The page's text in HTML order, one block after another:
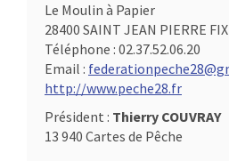
Le Moulin à Papier
28400 SAINT JEAN PIERRE
Téléphone : 02.37.52.06.20
Email :
http://www.peche28.fr
Président : Thierry COUVRAY
13 940 Cartes de Pêche